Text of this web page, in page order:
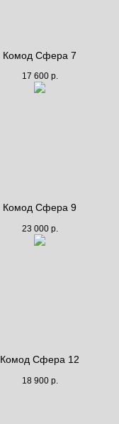
Комод Сфера 7
17 600 р.
Комод Сфера 9
23 000 р.
Комод Сфера 12
18 900 р.